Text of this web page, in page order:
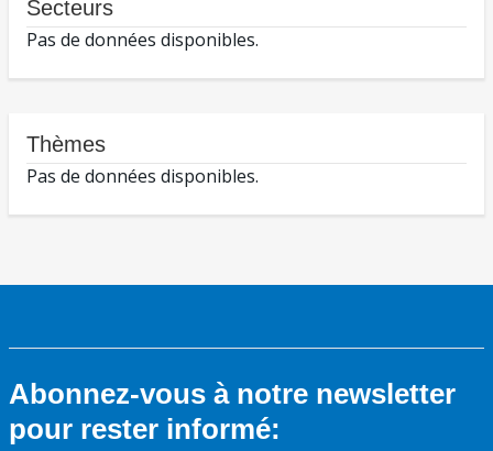
Secteurs
Pas de données disponibles.
Thèmes
Pas de données disponibles.
Abonnez-vous à notre newsletter
pour rester informé: